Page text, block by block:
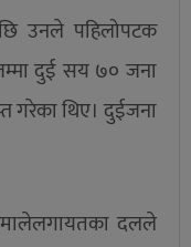
उनले पहिलोपटक
दुई सय ७० जना
गरेका थिए। दुईजना
दलले